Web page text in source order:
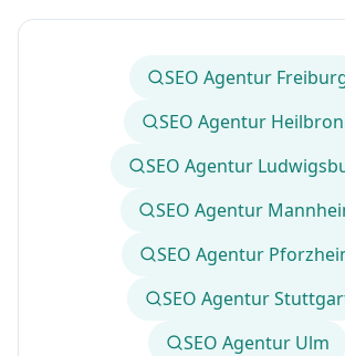
SEO Agentur
SEO Agentur
SEO Agentur
SEO Agentur
SEO Agentur
SEO Agentur
SEO Agentur Ulm